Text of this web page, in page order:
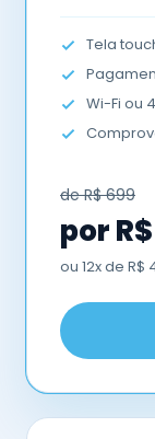
Tela
Wi-Fi ou
de R$ 699
por
ou 12x de R$